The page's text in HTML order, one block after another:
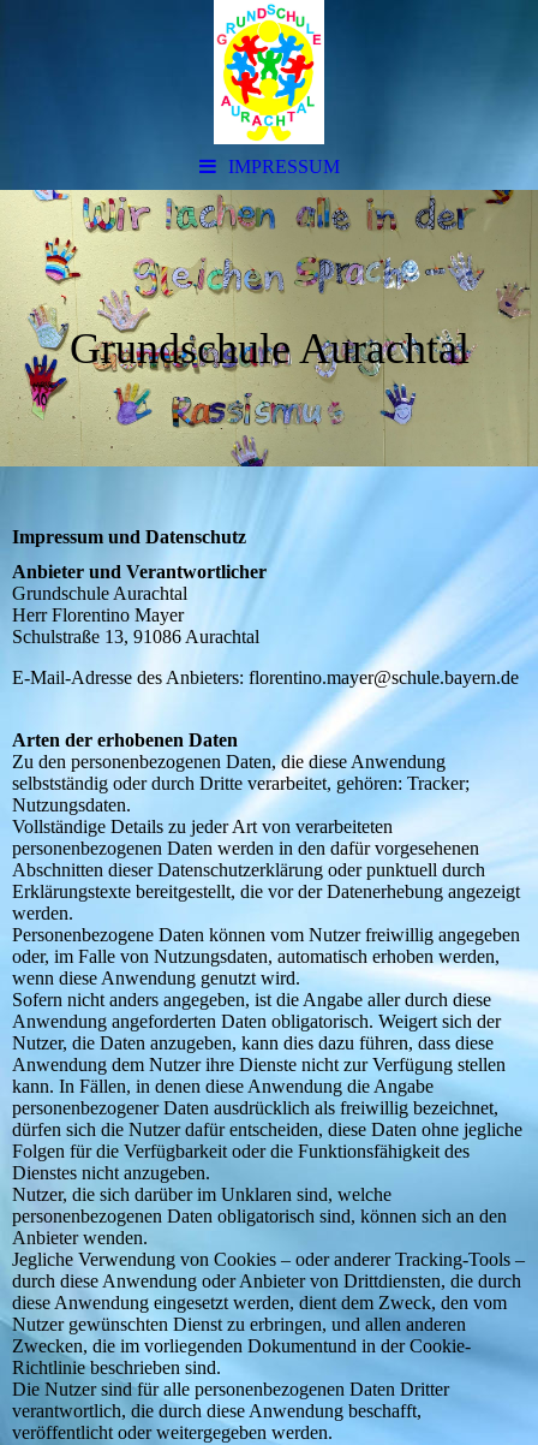
IMPRESSUM
Grundschule Aurachtal
Impressum und Datenschutz
Anbieter und Verantwortlicher
Grundschule Aurachtal
Herr Florentino Mayer
Schulstraße 13, 91086 Aurachtal
E-Mail-Adresse des Anbieters: florentino.mayer@schule.bayern.de
Arten der erhobenen Daten
Zu den personenbezogenen Daten, die diese Anwendung
selbstständig oder durch Dritte verarbeitet, gehören: Tracker;
Nutzungsdaten.
Vollständige Details zu jeder Art von verarbeiteten
personenbezogenen Daten werden in den dafür vorgesehenen
Abschnitten dieser Datenschutzerklärung oder punktuell durch
Erklärungstexte bereitgestellt, die vor der Datenerhebung angezeigt
werden.
Personenbezogene Daten können vom Nutzer freiwillig angegeben
oder, im Falle von Nutzungsdaten, automatisch erhoben werden,
wenn diese Anwendung genutzt wird.
Sofern nicht anders angegeben, ist die Angabe aller durch diese
Anwendung angeforderten Daten obligatorisch. Weigert sich der
Nutzer, die Daten anzugeben, kann dies dazu führen, dass diese
Anwendung dem Nutzer ihre Dienste nicht zur Verfügung stellen
kann. In Fällen, in denen diese Anwendung die Angabe
personenbezogener Daten ausdrücklich als freiwillig bezeichnet,
dürfen sich die Nutzer dafür entscheiden, diese Daten ohne jegliche
Folgen für die Verfügbarkeit oder die Funktionsfähigkeit des
Dienstes nicht anzugeben.
Nutzer, die sich darüber im Unklaren sind, welche
personenbezogenen Daten obligatorisch sind, können sich an den
Anbieter wenden.
Jegliche Verwendung von Cookies – oder anderer Tracking-Tools –
durch diese Anwendung oder Anbieter von Drittdiensten, die durch
diese Anwendung eingesetzt werden, dient dem Zweck, den vom
Nutzer gewünschten Dienst zu erbringen, und allen anderen
Zwecken, die im vorliegenden Dokumentund in der Cookie-
Richtlinie beschrieben sind.
Die Nutzer sind für alle personenbezogenen Daten Dritter
verantwortlich, die durch diese Anwendung beschafft,
veröffentlicht oder weitergegeben werden.